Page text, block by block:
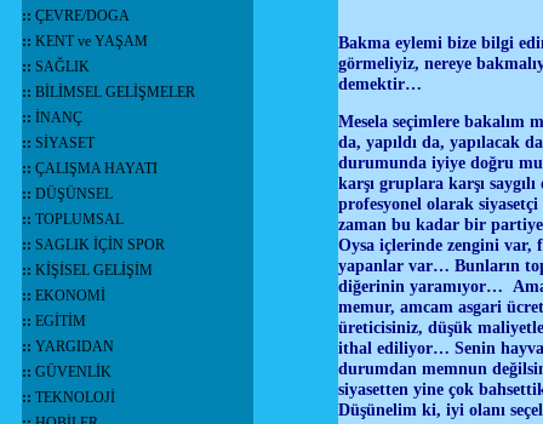
:: ÇEVRE/DOGA
:: KENT ve YAŞAM
:: SAĞLIK
:: BİLİMSEL GELİŞMELER
:: İNANÇ
:: SİYASET
:: ÇALIŞMA HAYATI
:: DÜŞÜNSEL
:: TOPLUMSAL
:: SAGLIK İÇİN SPOR
:: KİŞİSEL GELİŞİM
:: EKONOMİ
:: EGİTİM
:: YARGIDAN
:: GÜVENLİK
:: TEKNOLOJİ
Bakma eylemi bize bilgi
görmeliyiz, nereye
demektir…
Mesela seçimlere bakalım
da, yapıldı da, yapılacak
durumunda iyiye doğru
karşı gruplara karşı
profesyonel olarak
zaman bu kadar bir
Oysa içlerinde zengini
yapanlar var… Bunların
diğerinin yaramıyor…
memur, amcam asgari
üreticisiniz, düşük
ithal ediliyor… Senin
durumdan memnun
siyasetten yine çok
Düşünelim ki, iyi olanı